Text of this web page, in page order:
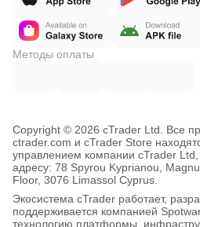
Методы оплаты
Copyright © 2026 cTrader Ltd. Все
ctrader.com и cTrader Store
управлением компании cTrader
адресу: 78 Spyrou Kyprianou,
Floor, 3076 Limassol Cyprus.
Экосистема cTrader работает,
поддерживается компанией
технологию платформы,